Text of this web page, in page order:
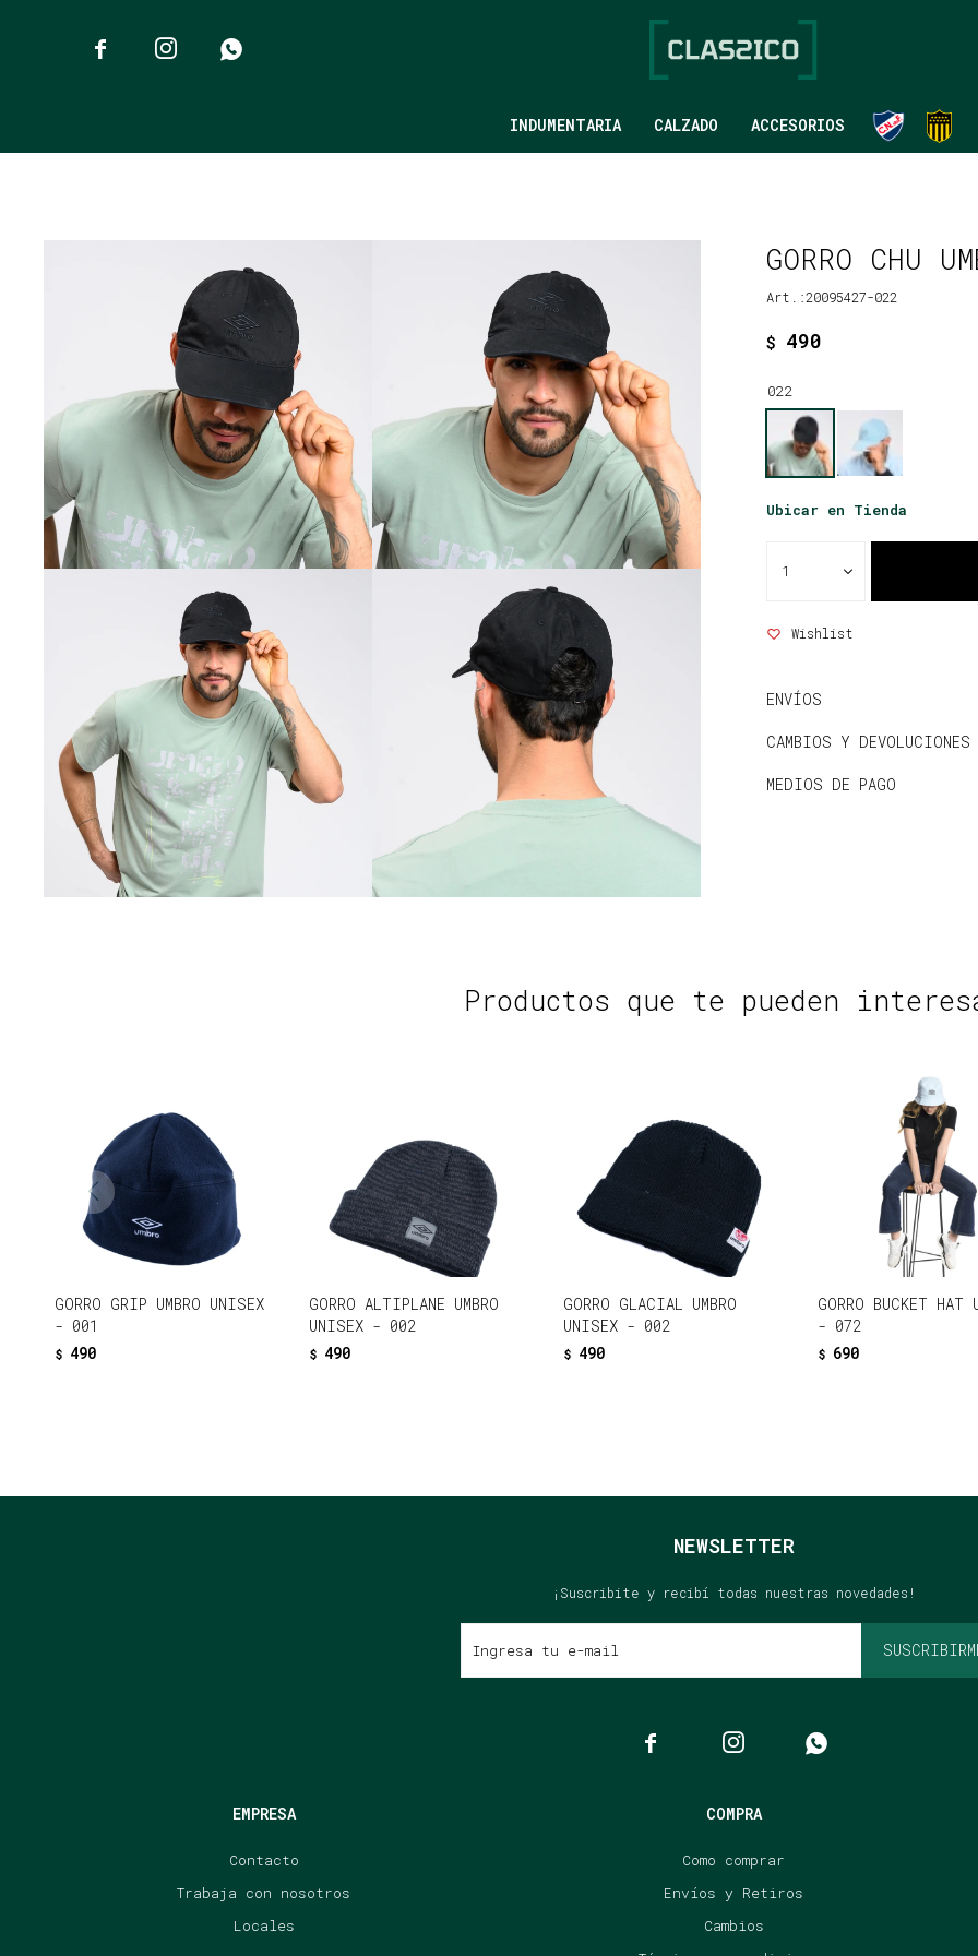
INDUMENTARIA CALZADO ACCESORIOS
  
GORRO CHU
20095427-022
$ 490
022
Ubicar en Tienda
1
ENVÍOS
CAMBIOS Y DEVOLUCIONES
MEDIOS DE PAGO
Productos que te pueden
GORRO GRIP UMBRO UNISEX
- 001
$ 490
GORRO ALTIPLANE UMBRO
UNISEX - 002
$ 490
GORRO GLACIAL UMBRO
UNISEX - 002
$ 490
GORRO BUCKET HAT
- 072
$ 690
EMPRESA
Contacto
Trabaja con nosotros
Locales
COMPRA
Como comprar
Envíos y Retiros
Cambios
NEWSLETTER
¡Suscribite y recibí todas nuestras novedades!
  